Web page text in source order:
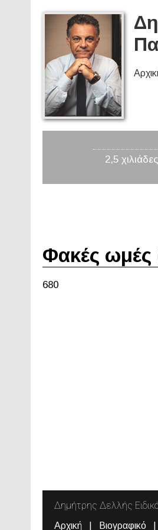
2,5
Φακές ωμές
680
Δημήτρης Δελλής
Αρχική Βιογραφικό